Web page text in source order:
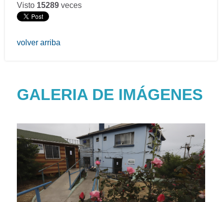
Visto 15289 veces
volver arriba
GALERIA DE IMÁGENES